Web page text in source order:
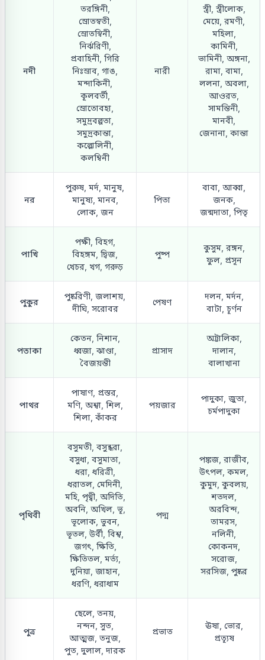
নদী
তরঙ্গিনী,
স্রোতস্বতী,
স্রোতস্বিনী,
নির্ঝরিণী,
প্রবাহিনী, গিরি
নিঃস্রাব, গাঙ,
মন্দাকিনী,
কূলবর্তী,
স্রোতোবহা,
সমুদ্রবল্পতা,
সমুদ্রকান্তা,
কল্লোলিনী,
কলম্বিনী
নারী
স্ত্রী, স্ত্রীলোক,
মেয়ে, রমণী,
মহিলা,
কামিনী,
ভামিনী, অঙ্গনা,
রামা, বামা,
ললনা, অবলা,
আওরত,
সামন্তিনী,
মানবী,
জেনানা, কান্তা
নর
পুরুষ, মর্দ, মানুষ,
মানুষ্য, মানব,
লোক, জন
পিতা
বাবা, আব্বা,
জনক,
জন্মদাতা, পিতৃ
পাখি
পক্ষী, বিহগ,
বিহঙ্গম, দ্বিজ,
খেচর, খগ, গরুড়
পুষ্প
কুসুম, রঙ্গন,
ফুল, প্রসূন
পুকুর
পুষ্করিণী, জলাশয়,
দীঘি, সরোবর
পেষণ
দলন, মর্দন,
বাটা, চূর্ণন
পতাকা
কেতন, নিশান,
ধ্বজা, ঝাণ্ডা,
বৈজয়ন্তী
প্রাসাদ
অট্টালিকা,
দালান,
বালাখানা
পাথর
পাষাণ, প্রস্তর,
মণি, অশ্বা, শিল,
শিলা, কাঁকর
পয়জার
পাদুকা, জুতা,
চর্মপাদুকা
পৃথিবী
বসুমতী, বসুন্ধরা,
বসুধা, বসুমাতা,
ধরা, ধরিত্রী,
ধরাতল, মেদিনী,
মহি, পৃথ্বী, অদিতি,
অবনি, অখিল, ভূ,
ভূলোক, ভুবন,
ভূতল, উর্বী, বিশ্ব,
জগৎ, ক্ষিতি,
ক্ষিতিতল, মর্ত্য,
দুনিয়া, জাহান,
ধরণি, ধরাধাম
পদ্ম
পঙ্কজ, রাজীব,
উৎপল, কমল,
কুমুদ, কুবলয়,
শতদল,
অরবিন্দ,
তামরস,
নলিনী,
কোকনদ,
সরোজ,
সরসিজ, পুষ্কর
পুত্র
ছেলে, তনয়,
নন্দন, সুত,
আত্মজ, তনুজ,
পুত, দুলাল, দারক
প্রভাত
ঊষা, ভোর,
প্রত্যূষ